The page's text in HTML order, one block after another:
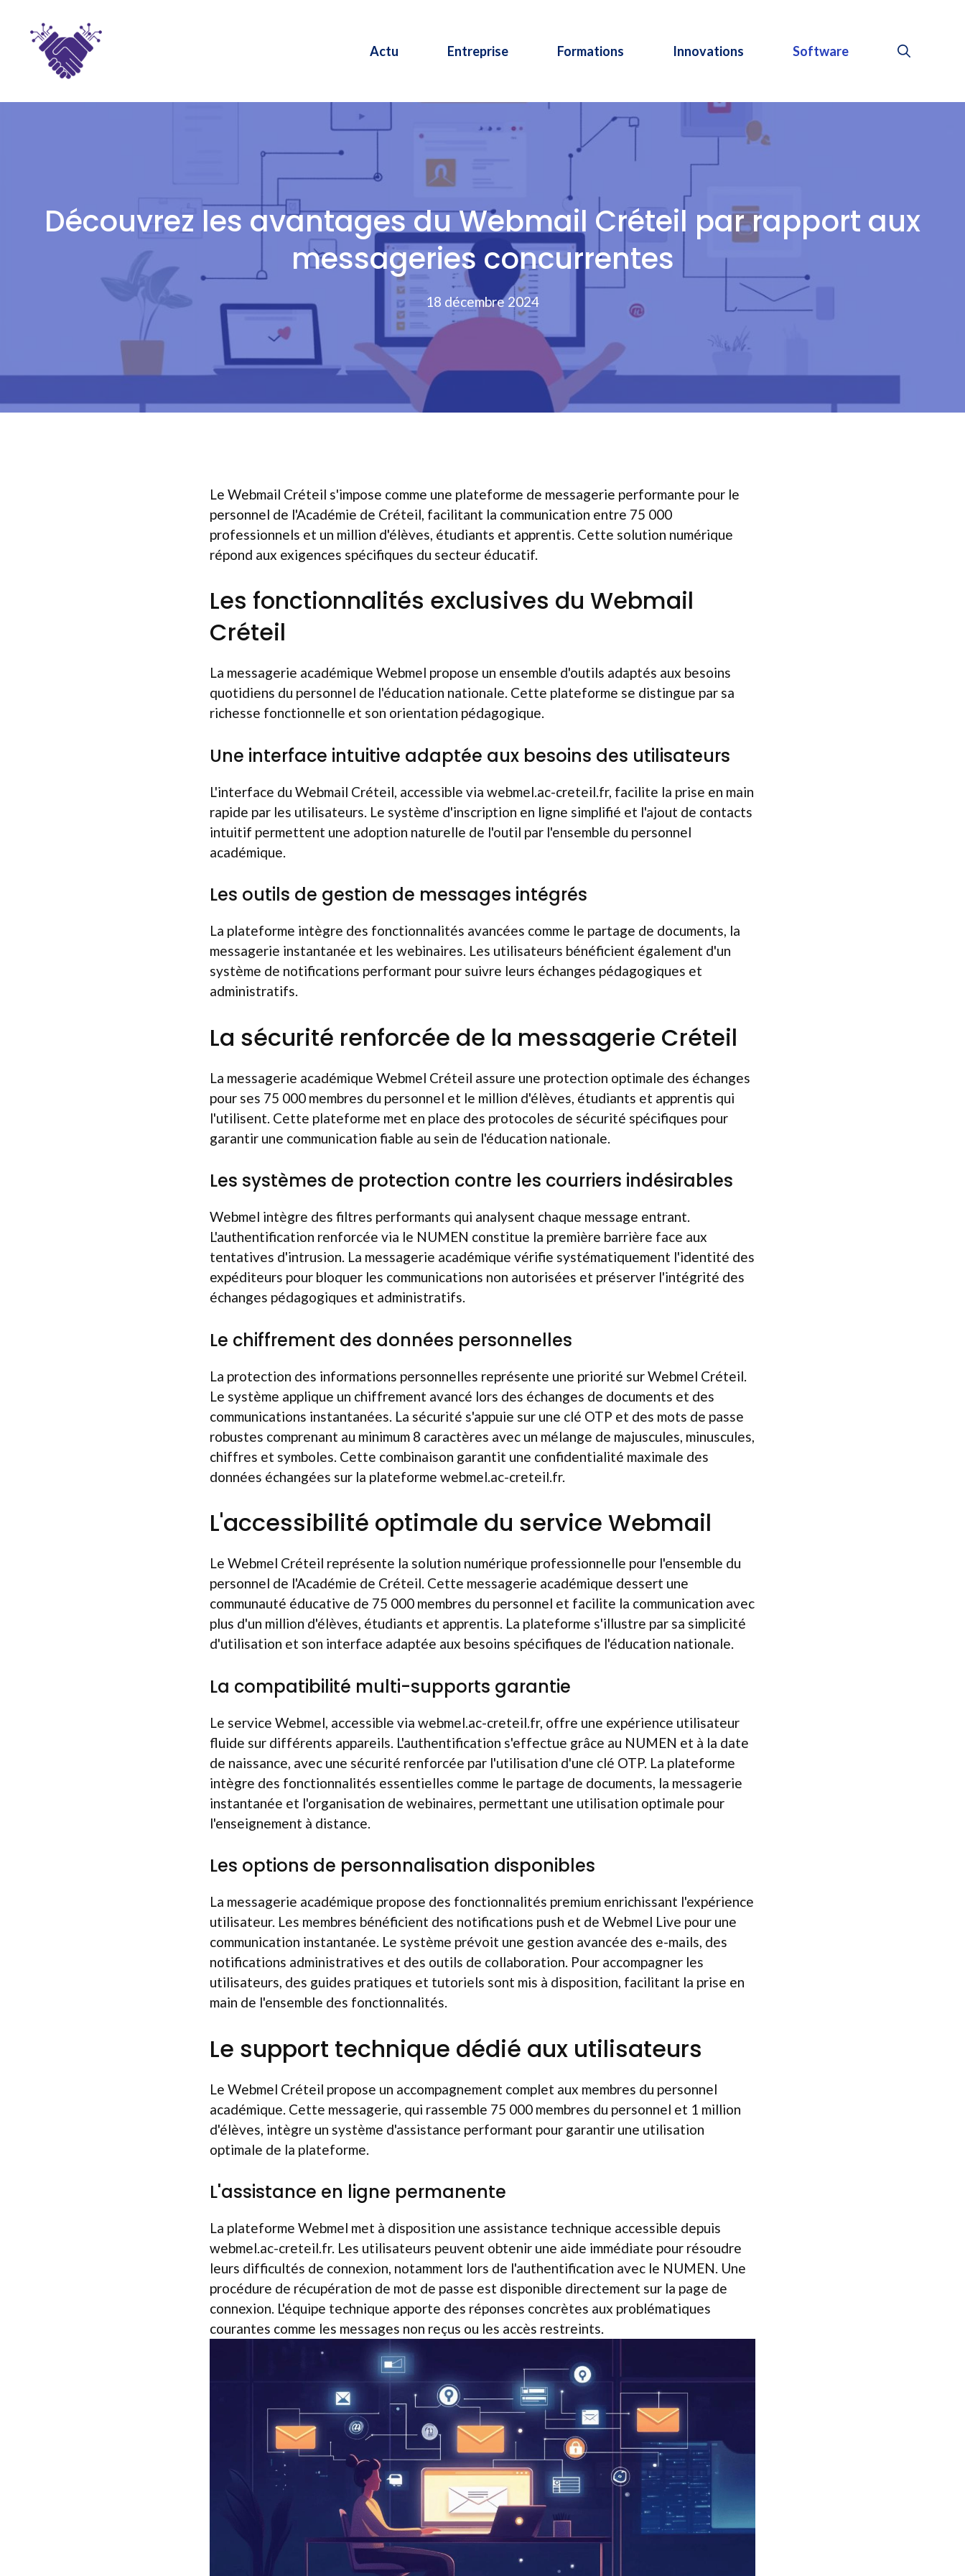
contenu
Actu Entreprise Formations Innovations Software
Découvrez les avantages du Webmail Créteil par rapport aux
messageries concurrentes
18 décembre 2024
Le Webmail Créteil s'impose comme une plateforme de messagerie performante pour le
personnel de l'Académie de Créteil, facilitant la communication entre 75 000
professionnels et un million d'élèves, étudiants et apprentis. Cette solution numérique
répond aux exigences spécifiques du secteur éducatif.
Les fonctionnalités exclusives du Webmail
Créteil
La messagerie académique Webmel propose un ensemble d'outils adaptés aux besoins
quotidiens du personnel de l'éducation nationale. Cette plateforme se distingue par sa
richesse fonctionnelle et son orientation pédagogique.
Une interface intuitive adaptée aux besoins des utilisateurs
L'interface du Webmail Créteil, accessible via webmel.ac-creteil.fr, facilite la prise en main
rapide par les utilisateurs. Le système d'inscription en ligne simplifié et l'ajout de contacts
intuitif permettent une adoption naturelle de l'outil par l'ensemble du personnel
académique.
Les outils de gestion de messages intégrés
La plateforme intègre des fonctionnalités avancées comme le partage de documents, la
messagerie instantanée et les webinaires. Les utilisateurs bénéficient également d'un
système de notifications performant pour suivre leurs échanges pédagogiques et
administratifs.
La sécurité renforcée de la messagerie Créteil
La messagerie académique Webmel Créteil assure une protection optimale des échanges
pour ses 75 000 membres du personnel et le million d'élèves, étudiants et apprentis qui
l'utilisent. Cette plateforme met en place des protocoles de sécurité spécifiques pour
garantir une communication fiable au sein de l'éducation nationale.
Les systèmes de protection contre les courriers indésirables
Webmel intègre des filtres performants qui analysent chaque message entrant.
L'authentification renforcée via le NUMEN constitue la première barrière face aux
tentatives d'intrusion. La messagerie académique vérifie systématiquement l'identité des
expéditeurs pour bloquer les communications non autorisées et préserver l'intégrité des
échanges pédagogiques et administratifs.
Le chiffrement des données personnelles
La protection des informations personnelles représente une priorité sur Webmel Créteil.
Le système applique un chiffrement avancé lors des échanges de documents et des
communications instantanées. La sécurité s'appuie sur une clé OTP et des mots de passe
robustes comprenant au minimum 8 caractères avec un mélange de majuscules, minuscules,
chiffres et symboles. Cette combinaison garantit une confidentialité maximale des
données échangées sur la plateforme webmel.ac-creteil.fr.
L'accessibilité optimale du service Webmail
Le Webmel Créteil représente la solution numérique professionnelle pour l'ensemble du
personnel de l'Académie de Créteil. Cette messagerie académique dessert une
communauté éducative de 75 000 membres du personnel et facilite la communication avec
plus d'un million d'élèves, étudiants et apprentis. La plateforme s'illustre par sa simplicité
d'utilisation et son interface adaptée aux besoins spécifiques de l'éducation nationale.
La compatibilité multi-supports garantie
Le service Webmel, accessible via webmel.ac-creteil.fr, offre une expérience utilisateur
fluide sur différents appareils. L'authentification s'effectue grâce au NUMEN et à la date
de naissance, avec une sécurité renforcée par l'utilisation d'une clé OTP. La plateforme
intègre des fonctionnalités essentielles comme le partage de documents, la messagerie
instantanée et l'organisation de webinaires, permettant une utilisation optimale pour
l'enseignement à distance.
Les options de personnalisation disponibles
La messagerie académique propose des fonctionnalités premium enrichissant l'expérience
utilisateur. Les membres bénéficient des notifications push et de Webmel Live pour une
communication instantanée. Le système prévoit une gestion avancée des e-mails, des
notifications administratives et des outils de collaboration. Pour accompagner les
utilisateurs, des guides pratiques et tutoriels sont mis à disposition, facilitant la prise en
main de l'ensemble des fonctionnalités.
Le support technique dédié aux utilisateurs
Le Webmel Créteil propose un accompagnement complet aux membres du personnel
académique. Cette messagerie, qui rassemble 75 000 membres du personnel et 1 million
d'élèves, intègre un système d'assistance performant pour garantir une utilisation
optimale de la plateforme.
L'assistance en ligne permanente
La plateforme Webmel met à disposition une assistance technique accessible depuis
webmel.ac-creteil.fr. Les utilisateurs peuvent obtenir une aide immédiate pour résoudre
leurs difficultés de connexion, notamment lors de l'authentification avec le NUMEN. Une
procédure de récupération de mot de passe est disponible directement sur la page de
connexion. L'équipe technique apporte des réponses concrètes aux problématiques
courantes comme les messages non reçus ou les accès restreints.